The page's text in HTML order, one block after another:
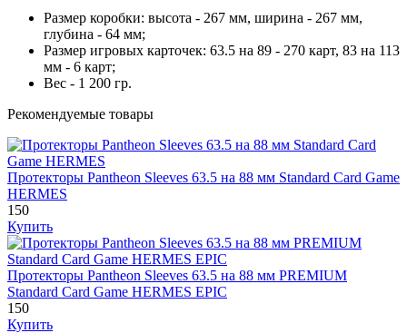
Размер коробки: высота - 267 мм, ширина - 267 мм,
глубина - 64 мм;
Размер игровых карточек: 63.5 на 89 - 270 карт, 83 на 113
мм - 6 карт;
Вес - 1 200 гр.
Рекомендуемые товары
Протекторы Pantheon Sleeves 63.5 на 88 мм Standard Card Game
HERMES
150
Купить
Протекторы Pantheon Sleeves 63.5 на 88 мм PREMIUM
Standard Card Game HERMES EPIC
150
Купить